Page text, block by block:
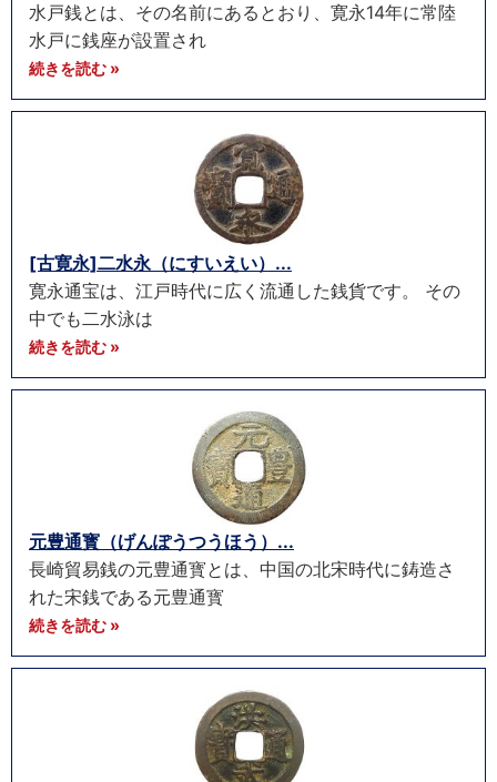
水戸銭とは、その名前にあるとおり、寛永14年に常陸
水戸に銭座が設置され
続きを読む »
[古寛永]二水永（にすいえい）...
寛永通宝は、江戸時代に広く流通した銭貨です。 その
中でも二水泳は
続きを読む »
元豊通寳（げんぽうつうほう）...
長崎貿易銭の元豊通寳とは、中国の北宋時代に鋳造さ
れた宋銭である元豊通寳
続きを読む »